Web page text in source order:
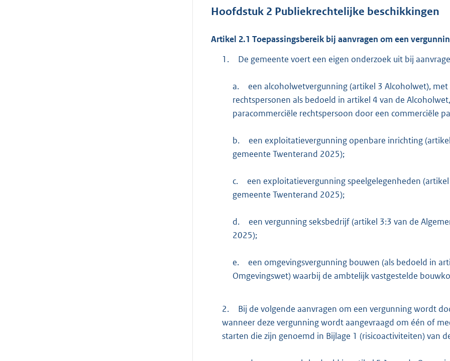
Hoofdstuk 2 Publiekrechtelijke beschikkingen
Artikel 2.1 Toepassingsbereik bij aanvragen om een
1.
De gemeente voert een eigen onderzoek uit bij
a.
een alcoholwetvergunning (artikel 3 Alcoholwet),
rechtspersonen als bedoeld in artikel 4 van de
paracommerciële rechtspersoon door een commerciële
b.
een exploitatievergunning openbare inrichting
gemeente Twenterand 2025);
c.
een exploitatievergunning speelgelegenheden
gemeente Twenterand 2025);
d.
een vergunning seksbedrijf (artikel 3:3 van de
2025);
e.
een omgevingsvergunning bouwen (als bedoeld in
Omgevingswet) waarbij de ambtelijk vastgestelde
2.
Bij de volgende aanvragen om een vergunning wordt
wanneer deze vergunning wordt aangevraagd om één of
starten die zijn genoemd in Bijlage 1 (risicoactiviteiten) van